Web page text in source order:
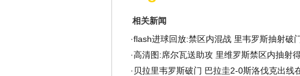
相关新闻
·flash进球回放:禁区内混战 里韦罗斯抽射破
·高清图:席尔瓦送助攻 里维罗斯禁区内抽射
· 贝拉里韦罗斯破门 巴拉圭2-0斯洛伐克出线